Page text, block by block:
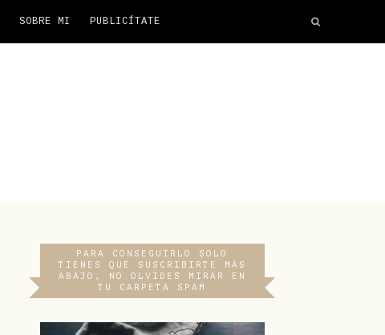
SOBRE MI PUBLICÍTATE
PARA CONSEGUIRLO SOLO
TIENES QUE SUSCRIBIRTE MÁS
ABAJO, NO OLVIDES MIRAR EN
TU CARPETA SPAM